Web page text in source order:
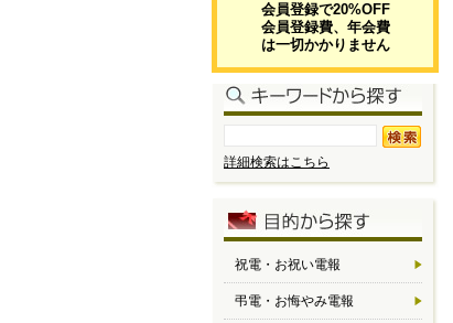
会員登録で20%OFF
会員登録費、年会費
は一切かかりません
詳細検索はこちら
祝電・お祝い電報
弔電・お悔やみ電報